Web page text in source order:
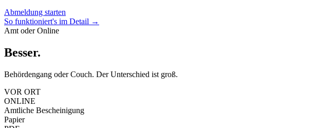
Abmeldung starten
So funktioniert's im Detail →
Amt oder Online
Besser.
Behördengang oder Couch. Der Unterschied ist groß.
VOR ORT
ONLINE
Amtliche Bescheinigung
Papier